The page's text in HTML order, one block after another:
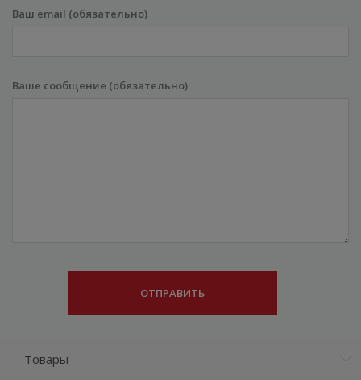
Ваш email (обязательно)
Ваше сообщение (обязательно)
Товары